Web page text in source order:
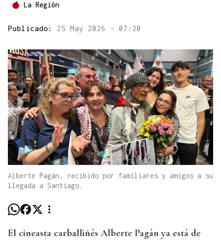
La Región
Publicado: 25 May 2026 - 07:20
Alberte Pagán, recibido por familiares y amigos a su
llegada a Santiago.
El cineasta carballiñés Alberte Pagán ya está de